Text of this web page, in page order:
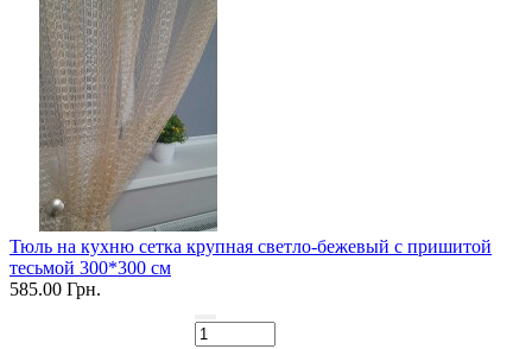
Тюль на кухню сетка крупная светло-бежевый с пришитой
тесьмой 300*300 см
585.00 Грн.